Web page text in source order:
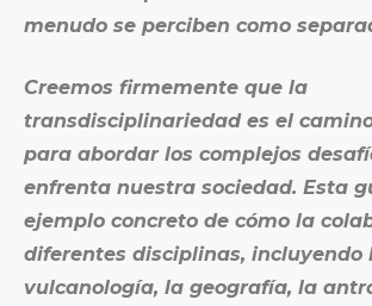
menudo se perciben como
Creemos firmemente que la
transdisciplinariedad es el
para abordar los complejos
enfrenta nuestra sociedad. Esta
ejemplo concreto de cómo la
diferentes disciplinas, incluyendo
vulcanología, la geografía, la